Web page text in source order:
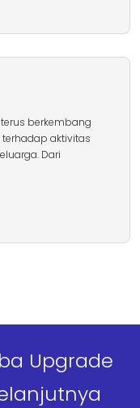
berkembang
aktivitas
Dari
Upgrade